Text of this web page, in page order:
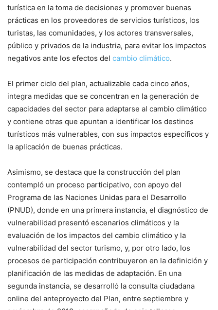
turística en la toma de decisiones y promover buenas
prácticas en los proveedores de servicios turísticos, los
turistas, las comunidades, y los actores transversales,
público y privados de la industria, para evitar los impactos
negativos ante los efectos del cambio climático.
El primer ciclo del plan, actualizable cada cinco años,
integra medidas que se concentran en la generación de
capacidades del sector para adaptarse al cambio climático
y contiene otras que apuntan a identificar los destinos
turísticos más vulnerables, con sus impactos específicos y
la aplicación de buenas prácticas.
Asimismo, se destaca que la construcción del plan
contempló un proceso participativo, con apoyo del
Programa de las Naciones Unidas para el Desarrollo
(PNUD), donde en una primera instancia, el diagnóstico de
vulnerabilidad presentó escenarios climáticos y la
evaluación de los impactos del cambio climático y la
vulnerabilidad del sector turismo, y, por otro lado, los
procesos de participación contribuyeron en la definición y
planificación de las medidas de adaptación. En una
segunda instancia, se desarrolló la consulta ciudadana
online del anteproyecto del Plan, entre septiembre y